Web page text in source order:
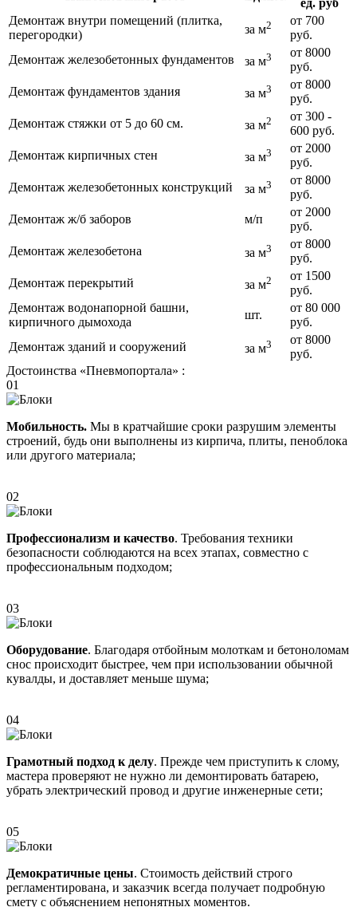
ед. руб
Демонтаж внутри помещений (плитка,
перегородки)
за м2
от 700
руб.
Демонтаж железобетонных фундаментов
за м3
от 8000
руб.
Демонтаж фундаментов здания
за м3
от 8000
руб.
Демонтаж стяжки от 5 до 60 см.
за м2
от 300 -
600 руб.
Демонтаж кирпичных стен
за м3
от 2000
руб.
Демонтаж железобетонных конструкций
за м3
от 8000
руб.
Демонтаж ж/б заборов
м/п
от 2000
руб.
Демонтаж железобетона
за м3
от 8000
руб.
Демонтаж перекрытий
за м2
от 1500
руб.
Демонтаж водонапорной башни,
кирпичного дымохода
шт.
от 80 000
руб.
Демонтаж зданий и сооружений
за м3
от 8000
руб.
Достоинства «Пневмопортала» :
01
Мобильность. Мы в кратчайшие сроки разрушим элементы
строений, будь они выполнены из кирпича, плиты, пеноблока
или другого материала;
02
Профессионализм и качество. Требования техники
безопасности соблюдаются на всех этапах, совместно с
профессиональным подходом;
03
Оборудование. Благодаря отбойным молоткам и бетоноломам
снос происходит быстрее, чем при использовании обычной
кувалды, и доставляет меньше шума;
04
Грамотный подход к делу. Прежде чем приступить к слому,
мастера проверяют не нужно ли демонтировать батарею,
убрать электрический провод и другие инженерные сети;
05
Демократичные цены. Стоимость действий строго
регламентирована, и заказчик всегда получает подробную
смету с объяснением непонятных моментов.